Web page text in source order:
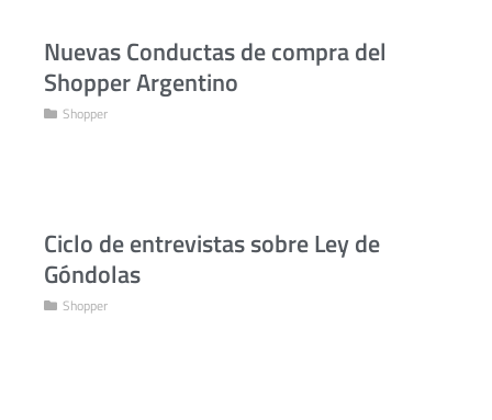
Nuevas Conductas de compra del
Shopper Argentino
Shopper
Ciclo de entrevistas sobre Ley de
Góndolas
Shopper